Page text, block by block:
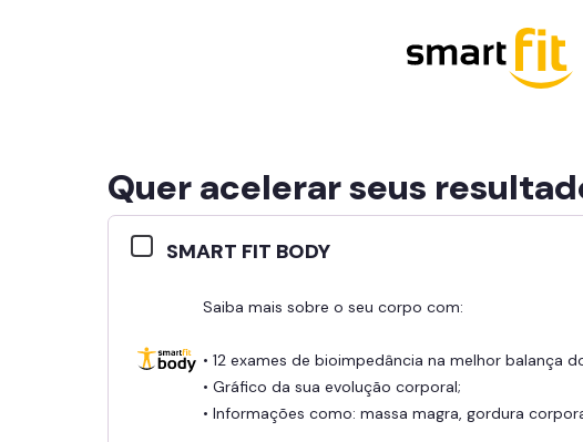
Quer acelerar seus
SMART FIT BODY
Saiba mais sobre o seu corpo com:
• 12 exames de bioimpedância na melhor balança
• Gráfico da sua evolução corporal;
• Informações como: massa magra, gordura